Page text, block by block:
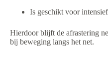
Is geschikt voor
Hierdoor blijft de afrastering
bij beweging langs het net.